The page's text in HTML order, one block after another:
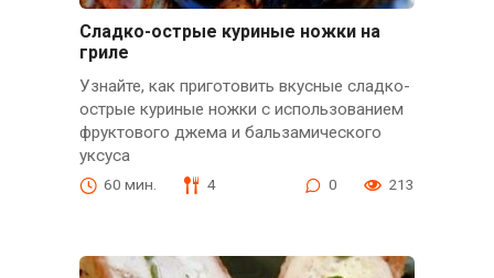
Сладко-острые куриные ножки на
гриле
Узнайте, как приготовить вкусные сладко-
острые куриные ножки с использованием
фруктового джема и бальзамического
уксуса
60 мин. 4 0 213